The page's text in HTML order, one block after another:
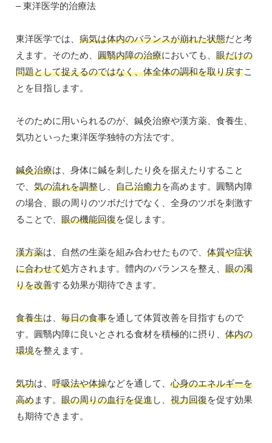
– 東洋医学的治療法
東洋医学では、 病気は体内のバランスが崩れた状態だと考
えます。そのため、 圓翳内障の治療においても、 眼だけの
問題として捉えるのではなく、体全体の調和を取り戻すこ
とを目指します。
そのために用いられるのが、鍼灸治療や漢方薬、食養生、
気功といった東洋医学独特の方法です。
鍼灸治療は、身体に鍼を刺したり灸を据えたりすること
で、 気の流れを調整し、 自己治癒力を高めます。圓翳内障
の場合、眼の周りのツボだけでなく、全身のツボを刺激す
ることで、 眼の機能回復を促します。
漢方薬は、自然の生薬を組み合わせたもので、 体質や症状
に合わせて処方されます。體内のバランスを整え、 眼の濁
りを改善する効果が期待できます。
食養生は、 毎日の食事を通して体質改善を目指すもので
す。圓翳内障に良いとされる食材を積極的に摂り、 体内の
環境を整えます。
気功は、 呼吸法や体操などを通して、 心身のエネルギーを
高めます。 眼の周りの血行を促進し、 視力回復を促す効果
も期待できます。